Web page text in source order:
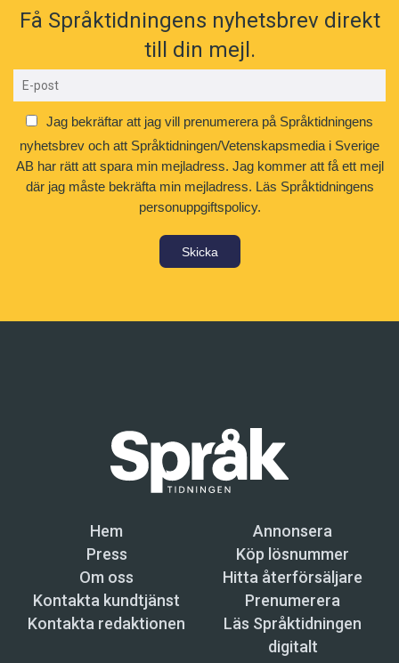
Få Språktidningens nyhetsbrev direkt
till din mejl.
Jag bekräftar att jag vill prenumerera på Språktidningens
nyhetsbrev och att Språktidningen/Vetenskapsmedia i Sverige
AB har rätt att spara min mejladress. Jag kommer att få ett mejl
där jag måste bekräfta min mejladress. Läs Språktidningens
personuppgiftspolicy.
Skicka
Hem
Annonsera
Press
Köp lösnummer
Om oss
Hitta återförsäljare
Kontakta kundtjänst
Prenumerera
Kontakta redaktionen
Läs Språktidningen
digitalt